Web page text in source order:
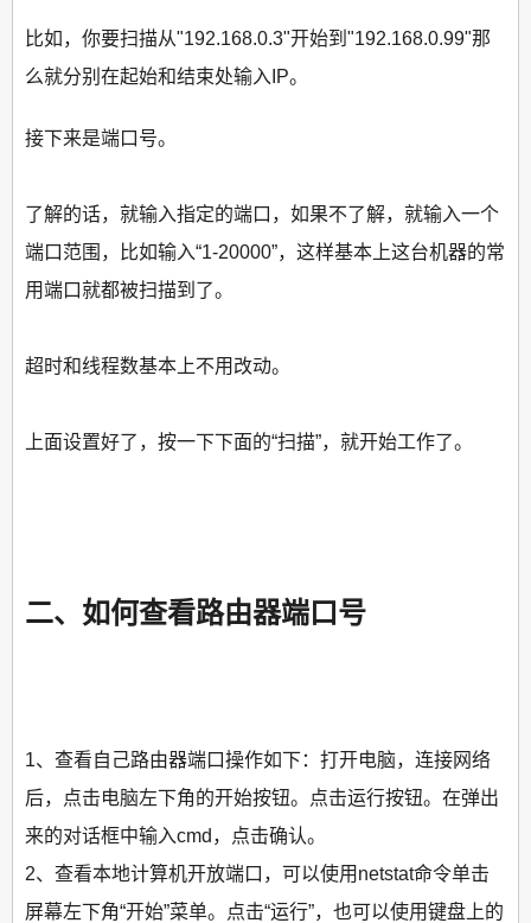
比如，你要扫描从"192.168.0.3"开始到"192.168.0.99"那
么就分别在起始和结束处输入IP。
接下来是端口号。
了解的话，就输入指定的端口，如果不了解，就输入一个
端口范围，比如输入“1-20000”，这样基本上这台机器的常
用端口就都被扫描到了。
超时和线程数基本上不用改动。
上面设置好了，按一下下面的“扫描”，就开始工作了。
二、如何查看路由器端口号
1、查看自己路由器端口操作如下：打开电脑，连接网络
后，点击电脑左下角的开始按钮。点击运行按钮。在弹出
来的对话框中输入cmd，点击确认。
2、查看本地计算机开放端口，可以使用netstat命令单击
屏幕左下角“开始”菜单。点击“运行”，也可以使用键盘上的